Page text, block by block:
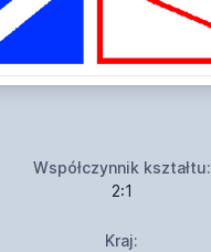
Współczynnik kształtu:
2:1
Kraj: